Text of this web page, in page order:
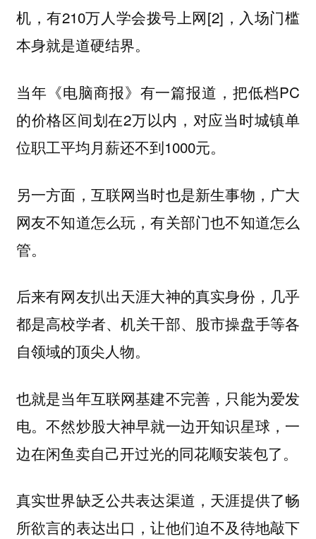
机，有210万人学会拨号上网[2]，入场门槛
本身就是道硬结界。
当年《电脑商报》有一篇报道，把低档PC
的价格区间划在2万以内，对应当时城镇单
位职工平均月薪还不到1000元。
另一方面，互联网当时也是新生事物，广大
网友不知道怎么玩，有关部门也不知道怎么
管。
后来有网友扒出天涯大神的真实身份，几乎
都是高校学者、机关干部、股市操盘手等各
自领域的顶尖人物。
也就是当年互联网基建不完善，只能为爱发
电。不然炒股大神早就一边开知识星球，一
边在闲鱼卖自己开过光的同花顺安装包了。
真实世界缺乏公共表达渠道，天涯提供了畅
所欲言的表达出口，让他们迫不及待地敲下